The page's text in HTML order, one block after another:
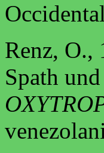
Renz, O.,
Spath und